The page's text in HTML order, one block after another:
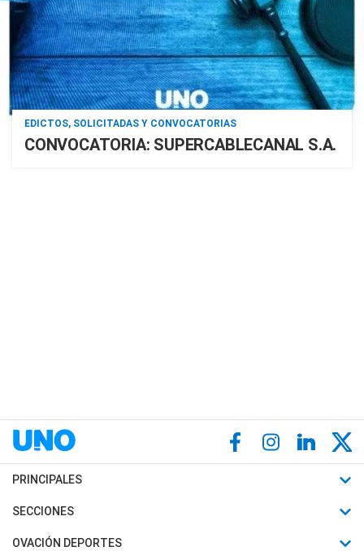
EDICTOS, SOLICITADAS Y CONVOCATORIAS
CONVOCATORIA: SUPERCABLECANAL S.A.
PRINCIPALES
Últimas Noticias
Política
SECCIONES
Horóscopo
OVACIÓN DEPORTES